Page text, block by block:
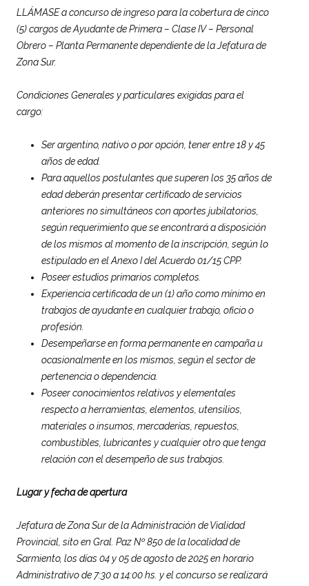
LLÁMASE a concurso de ingreso para la cobertura de cinco
(5) cargos de Ayudante de Primera – Clase IV – Personal
Obrero – Planta Permanente dependiente de la Jefatura de
Zona Sur.
Condiciones Generales y particulares exigidas para el
cargo:
Ser argentino, nativo o por opción, tener entre 18 y 45
años de edad.
Para aquellos postulantes que superen los 35 años de
edad deberán presentar certificado de servicios
anteriores no simultáneos con aportes jubilatorios,
según requerimiento que se encontrará a disposición
de los mismos al momento de la inscripción, según lo
estipulado en el Anexo I del Acuerdo 01/15 CPP.
Poseer estudios primarios completos.
Experiencia certificada de un (1) año como mínimo en
trabajos de ayudante en cualquier trabajo, oficio o
profesión.
Desempeñarse en forma permanente en campaña u
ocasionalmente en los mismos, según el sector de
pertenencia o dependencia.
Poseer conocimientos relativos y elementales
respecto a herramientas, elementos, utensilios,
materiales o insumos, mercaderías, repuestos,
combustibles, lubricantes y cualquier otro que tenga
relación con el desempeño de sus trabajos.
Lugar y fecha de apertura
Jefatura de Zona Sur de la Administración de Vialidad
Provincial, sito en Gral. Paz Nº 850 de la localidad de
Sarmiento, los días 04 y 05 de agosto de 2025 en horario
Administrativo de 7:30 a 14:00 hs. y el concurso se realizará